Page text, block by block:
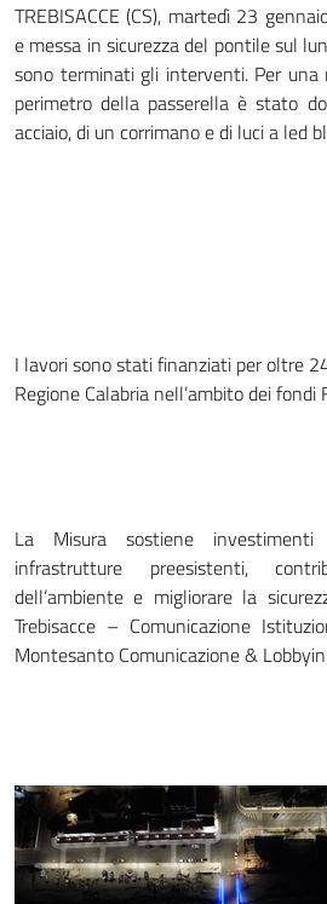
TREBISACCE (CS), martedì 23
e messa in sicurezza del pontile sul
sono terminati gli interventi. Per una
perimetro della passerella è stato
acciaio, di un corrimano e di luci a led
I lavori sono stati finanziati per oltre
Regione Calabria nell’ambito dei
La Misura sostiene
infrastrutture preesistenti,
dell’ambiente e migliorare la
Trebisacce – Comunicazione
Montesanto Comunicazione &